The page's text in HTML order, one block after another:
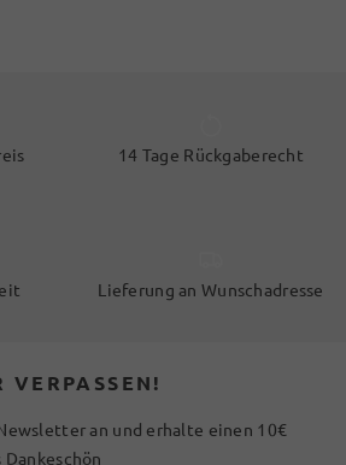
14 Tage Rückgaberecht
Lieferung an Wunschadresse
VERPASSEN!
an und erhalte einen 10€